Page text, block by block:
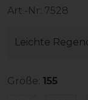
Art.-Nr: 7528
Leichte
Größe: 155